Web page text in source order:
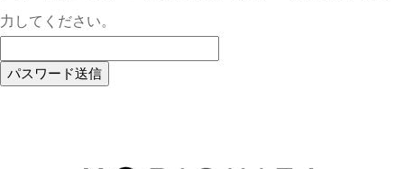
力してください。